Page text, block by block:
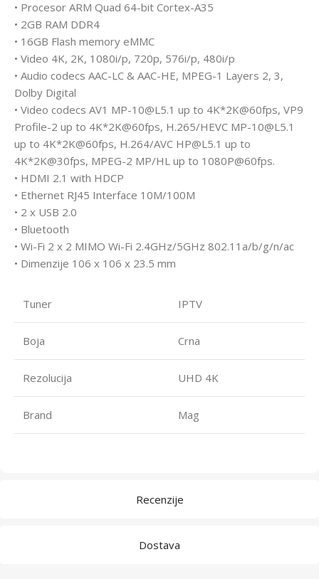
Recenzije
Dostava
• Procesor ARM Quad 64-bit Cortex-A35
• 2GB RAM DDR4
• 16GB Flash memory eMMC
• Video 4K, 2K, 1080i/p, 720p, 576i/p, 480i/p
• Audio codecs AAC-LC & AAC-HE, MPEG-1 Layers 2, 3,
Dolby Digital
• Video codecs AV1 MP-10@L5.1 up to 4K*2K@60fps, VP9
Profile-2 up to 4K*2K@60fps, H.265/HEVC MP-10@L5.1
up to 4K*2K@60fps, H.264/AVC HP@L5.1 up to
4K*2K@30fps, MPEG-2 MP/HL up to 1080P@60fps.
• HDMI 2.1 with HDCP
• Ethernet RJ45 Interface 10M/100M
• 2 x USB 2.0
• Bluetooth
• Wi-Fi 2 x 2 MIMO Wi-Fi 2.4GHz/5GHz 802.11a/b/g/n/ac
• Dimenzije 106 x 106 x 23.5 mm
Tuner IPTV
Boja Crna
Rezolucija UHD 4K
Brand Mag